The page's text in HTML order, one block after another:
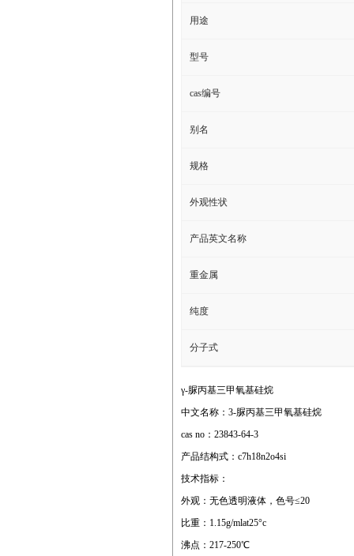
用途
型号
cas编号
别名
规格
外观性状
产品英文名称
重金属
纯度
分子式
γ-脲丙基三甲氧基硅烷
中文名称：3-脲丙基三甲氧基硅烷
cas no：23843-64-3
产品结构式：c7h18n2o4si
技术指标：
外观：无色透明液体，色号≤20
比重：1.15g/mlat25°c
沸点：217-250℃